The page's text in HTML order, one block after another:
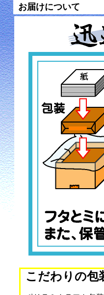
お届けについて
こだわりの包